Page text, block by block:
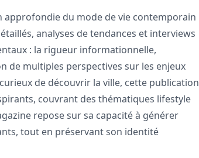
du mode de vie contemporain
analyses de tendances et interviews
: la rigueur informationnelle,
de multiples perspectives sur les enjeux
de découvrir la ville, cette publication
couvrant des thématiques lifestyle
repose sur sa capacité à générer
tout en préservant son identité